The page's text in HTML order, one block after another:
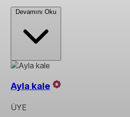
Devamını Oku
Ayla kale
ÜYE